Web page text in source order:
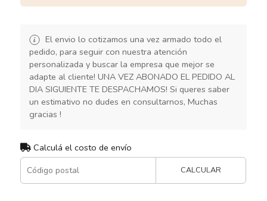
El envio lo cotizamos una vez armado todo el
pedido, para seguir con nuestra atención
personalizada y buscar la empresa que mejor se
adapte al cliente! UNA VEZ ABONADO EL PEDIDO AL
DIA SIGUIENTE TE DESPACHAMOS! Si queres saber
un estimativo no dudes en consultarnos, Muchas
gracias !
Calculá el costo de envío
CALCULAR